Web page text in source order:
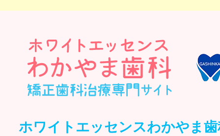
ホワイトエッセンスわかやま